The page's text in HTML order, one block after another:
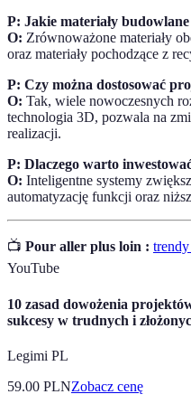
P: Jakie materiały
O: Zrównoważone materiały
oraz materiały pochodzące z
P: Czy można dostosować
O: Tak, wiele nowoczesnych
technologia 3D, pozwala na
realizacji.
P: Dlaczego warto
O: Inteligentne systemy
automatyzację funkcji oraz
📺 Pour aller plus loin :
YouTube
10 zasad dowożenia
sukcesy w trudnych i
Legimi PL
59.00 PLNZobacz cenę